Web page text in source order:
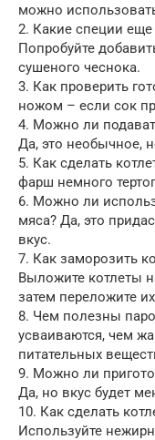
можно
2. Какие специи
Попробуйте
сушеного чеснока.
3. Как проверить
ножом – если сок
4. Можно ли
Да, это необычное,
5. Как сделать
фарш немного
6. Можно ли
мяса? Да, это
вкус.
7. Как заморозить
Выложите котлеты
затем переложите
8. Чем полезны
усваиваются, чем
питательных
9. Можно ли
Да, но вкус будет
10. Как сделать
Используйте